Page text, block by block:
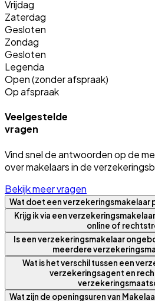
Vrijdag
Zaterdag
Gesloten
Zondag
Gesloten
Legenda
Open (zonder afspraak)
Op afspraak
Veelgestelde
vragen
Vind snel de antwoorden op de
over makelaars in de
Bekijk meer vragen
Wat doet een verzekeringsmakelaar
Krijg ik via een
online of
Is een verzekeringsmakelaar
meerdere
Wat is het verschil tussen een
verzekeringsagent en
Wat zijn de openingsuren van